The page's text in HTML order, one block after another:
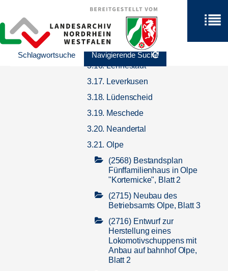
Schlagwortsuche Navigierende Suche
3.13. Iserlohn
3.14. Kirchhundem
3.15. Kreuztal
3.16. Lennestadt
3.17. Leverkusen
3.18. Lüdenscheid
3.19. Meschede
3.20. Neandertal
3.21. Olpe
(2568) Bestandsplan
Fünffamilienhaus in Olpe
"Kortemicke", Blatt 2
(2715) Neubau des
Betriebsamts Olpe, Blatt 3
(2716) Entwurf zur
Herstellung eines
Lokomotivschuppens mit
Anbau auf bahnhof Olpe,
Blatt 2